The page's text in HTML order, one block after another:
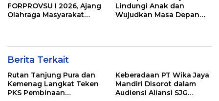
FORPROVSU I 2026, Ajang
Olahraga Masyarakat
Lindungi Anak dan
Wujudkan Masa Depan
Berita Terkait
Rutan Tanjung Pura dan
Kemenag Langkat Teken
PKS Pembinaan
Keberadaan PT Wika Jaya
Mandiri Disorot dalam
Audiensi Aliansi SJG